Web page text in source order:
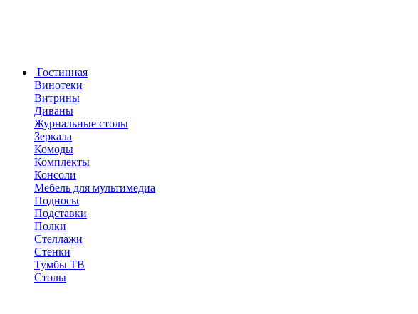
Гостинная
Винотеки
Витрины
Диваны
Журнальные столы
Зеркала
Комоды
Комплекты
Консоли
Мебель для мультимедиа
Подносы
Подставки
Полки
Стеллажи
Стенки
Тумбы ТВ
Столы